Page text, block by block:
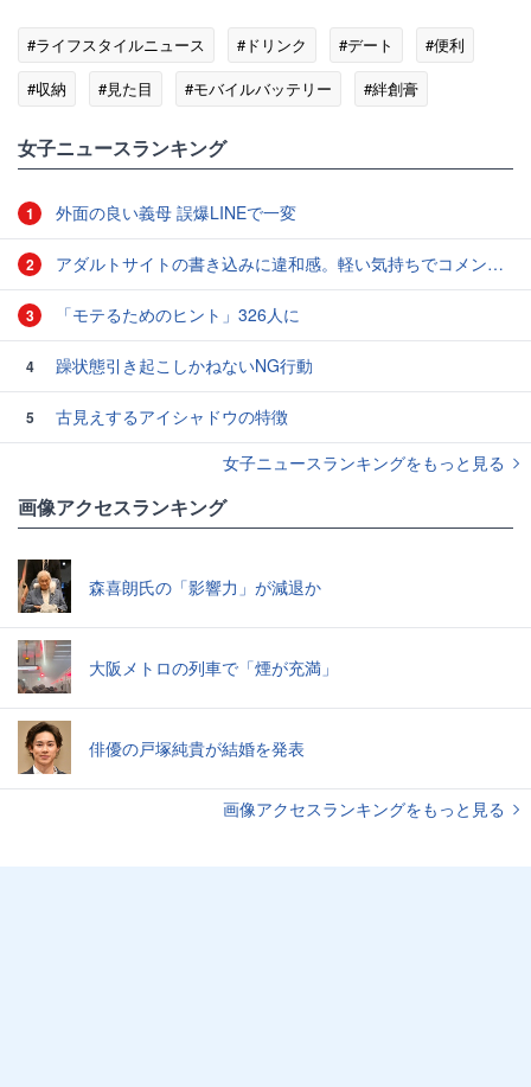
#ライフスタイルニュース #ドリンク #デート
#便利
#収納
#見た目 #モバイルバッテリー #絆創膏
女子ニュースランキング
1 外面の良い義母 誤爆LINEで一変
2 アダルトサイトの書き込みに違和感。軽い気持ちでコメントしてみると…／近畿地方のある場所について（1）
3 「モテるためのヒント」326人に
4 躁状態引き起こしかねないNG行動
5
古見えするアイシャドウの特徴
女子ニュースランキングをもっと見る
画像アクセスランキング
森喜朗氏の「影響力」が減退か
大阪メトロの列車で「煙が充満」
俳優の戸塚純貴が結婚を発表
画像アクセスランキングをもっと見る